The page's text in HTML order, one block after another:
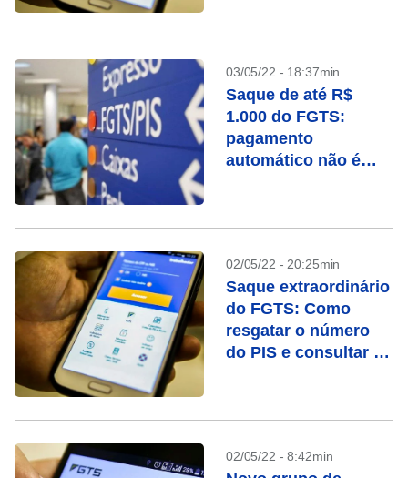
03/05/22 - 18:37min
Saque de até R$
1.000 do FGTS:
pagamento
automático não é
02/05/22 - 20:25min
Saque extraordinário
do FGTS: Como
resgatar o número
do PIS e consultar o
02/05/22 - 8:42min